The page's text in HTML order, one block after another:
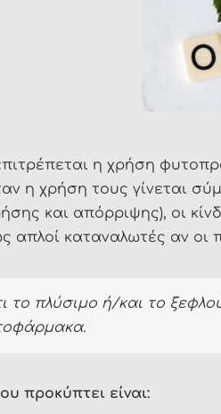
επιτρέπεται η χρήση
η χρήση τους γίνεται
και απόρριψης), οι
απλοί καταναλωτές αν οι
το πλύσιμο ή/και το
προκύπτει είναι: